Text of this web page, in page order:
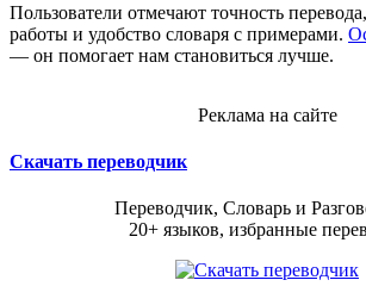
Пользователи отмечают точность
работы и удобство словаря с примерами.
— он помогает нам становиться лучше.
Реклама на сайте
Скачать переводчик
Переводчик, Словарь и
20+ языков, избранные